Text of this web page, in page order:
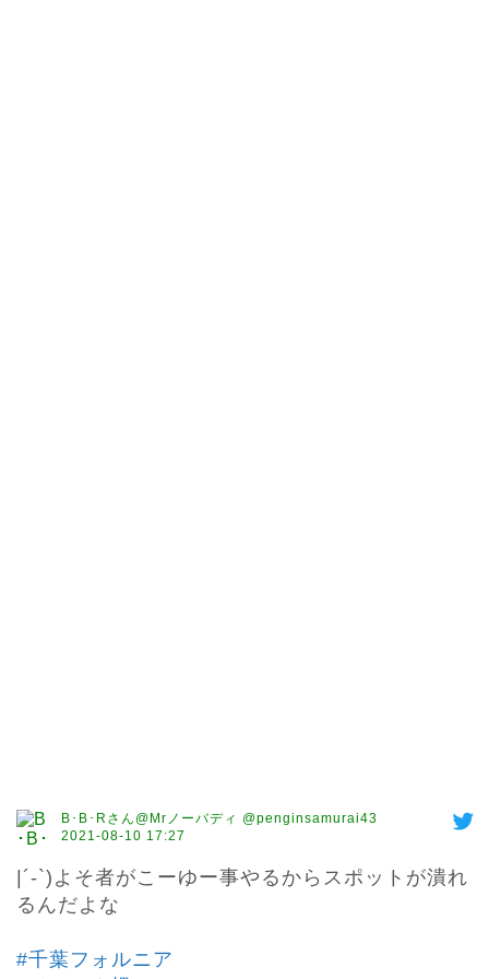
B･B･Rさん@Mrノーバディ @penginsamurai43
2021-08-10 17:27
|´-`)よそ者がこーゆー事やるからスポットが潰れ
るんだよな
#千葉フォルニア